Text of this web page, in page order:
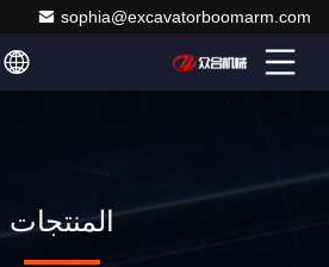
sophia@excavatorboomarm.com
المنتجات